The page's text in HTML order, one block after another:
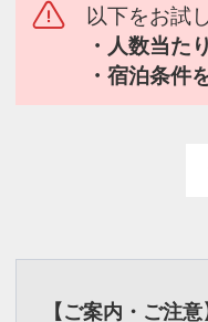
以下をお試
・人数当た
・宿泊条件
【ご案内・ご注意